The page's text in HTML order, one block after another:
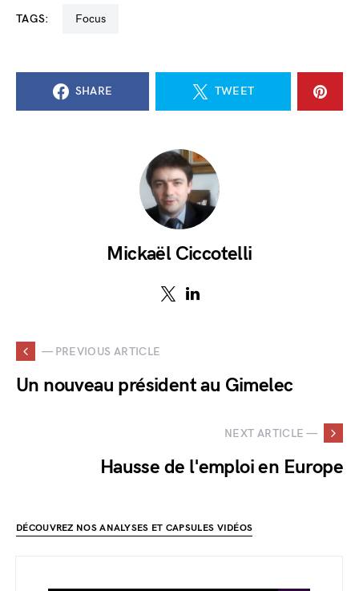
TAGS: Focus
SHARE TWEET
Mickaël Ciccotelli
— PREVIOUS ARTICLE
Un nouveau président au Gimelec
NEXT ARTICLE —
Hausse de l'emploi en Europe
DÉCOUVREZ NOS ANALYSES ET CAPSULES VIDÉOS